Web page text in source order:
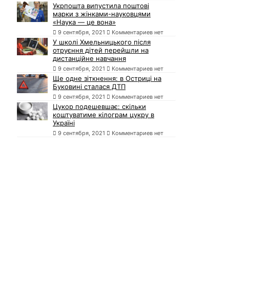
Укрпошта випустила поштові
марки з жінками-науковцями
«Наука — це вона»
9 сентября, 2021 Комментариев нет
У школі Хмельницького після
отруєння дітей перейшли на
дистанційне навчання
9 сентября, 2021 Комментариев нет
Ще одне зіткнення: в Остриці на
Буковині сталася ДТП
9 сентября, 2021 Комментариев нет
Цукор подешевшає: скільки
коштуватиме кілограм цукру в
Україні
9 сентября, 2021 Комментариев нет